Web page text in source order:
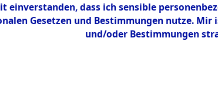
dass ich sensible
Gesetzen und Bestimmungen nutze. Mir
und/oder Bestimmungen